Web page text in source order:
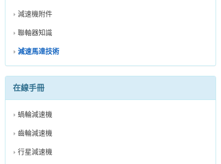
減速機附件
聯軸器知識
減速馬達技術
在線手冊
蝸輪減速機
齒輪減速機
行星減速機